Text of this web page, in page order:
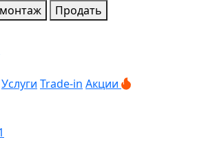
Продать
Услуги Trade-in Акции